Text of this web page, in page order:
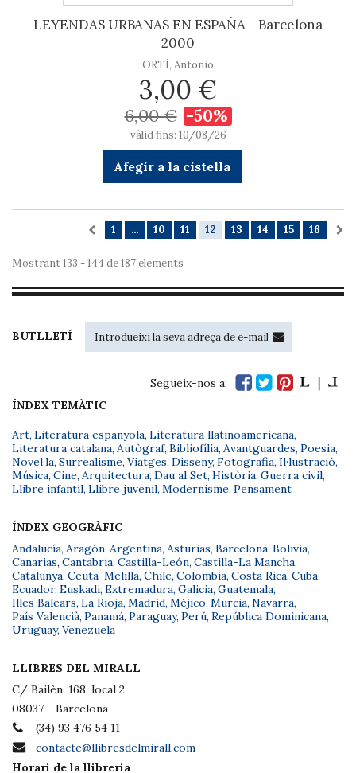
LEYENDAS URBANAS EN ESPAÑA - Barcelona
2000
ORTÍ, Antonio
3,00 €
6,00 € -50%
vàlid fins: 10/08/26
Afegir a la cistella
1 ... 10 11 12 13 14 15 16
Mostrant 133 - 144 de 187 elements
BUTLLETÍ
Segueix-nos a:
ÍNDEX TEMÀTIC
Art, Literatura espanyola, Literatura llatinoamericana,
Literatura catalana, Autògraf, Bibliofília, Avantguardes, Poesia,
Novel·la, Surrealisme, Viatges, Disseny, Fotografia, Il·lustració,
Música, Cine, Arquitectura, Dau al Set, Història, Guerra civil,
Llibre infantil, Llibre juvenil, Modernisme, Pensament
ÍNDEX GEOGRÀFIC
Andalucía, Aragón, Argentina, Asturias, Barcelona, Bolivia,
Canarias, Cantabria, Castilla-León, Castilla-La Mancha,
Catalunya, Ceuta-Melilla, Chile, Colombia, Costa Rica, Cuba,
Ecuador, Euskadi, Extremadura, Galicia, Guatemala,
Illes Balears, La Rioja, Madrid, Méjico, Murcia, Navarra,
País Valencià, Panamá, Paraguay, Perú, República Dominicana,
Uruguay, Venezuela
LLIBRES DEL MIRALL
C/ Bailèn, 168, local 2
08037 - Barcelona
(34) 93 476 54 11
contacte@llibresdelmirall.com
Horari de la llibreria